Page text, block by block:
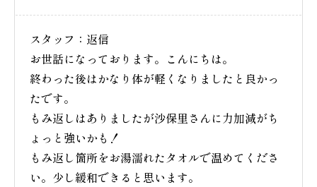
スタッフ：返信
お世話になっております。こんにちは。
終わった後はかなり体が軽くなりましたと良かっ
たです。
もみ返しはありましたが沙保里さんに力加減がち
ょっと強いかも！
もみ返し箇所をお湯濡れたタオルで温めてくださ
い。少し緩和できると思います。